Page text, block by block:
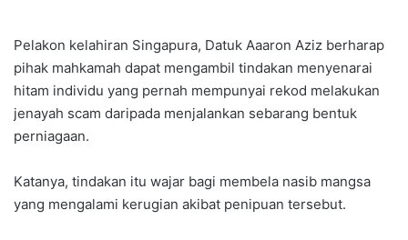
Pelakon kelahiran Singapura, Datuk Aaaron Aziz berharap
pihak mahkamah dapat mengambil tindakan menyenarai
hitam individu yang pernah mempunyai rekod melakukan
jenayah scam daripada menjalankan sebarang bentuk
perniagaan.
Katanya, tindakan itu wajar bagi membela nasib mangsa
yang mengalami kerugian akibat penipuan tersebut.